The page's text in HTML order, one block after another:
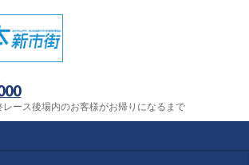
ース後場内のお客様がお帰りになるまで